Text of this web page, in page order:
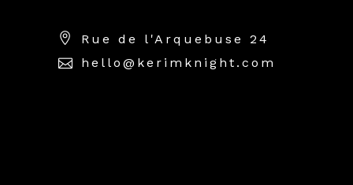
Rue de l'Arquebuse 24
hello@kerimknight.com